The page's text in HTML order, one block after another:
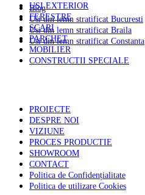
Blog
Usi din lemn stratificat Bucuresti
Usi din lemn stratificat Braila
Usi din lemn stratificat Constanta
USI EXTERIOR
FERESTRE
SCARI
PARCHET
MOBILIER
CONSTRUCTII SPECIALE
PROIECTE
DESPRE NOI
VIZIUNE
PROCES PRODUCTIE
SHOWROOM
CONTACT
Politica de Confidențialitate
Politica de utilizare Cookies